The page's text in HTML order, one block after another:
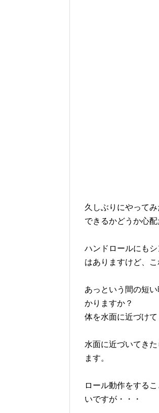
久しぶりにやってみ
できるかどうか心
ハンドロールにも
はありますけど、こ
あっという間の短
かりますか？
体を水面に近づけて
水面に近づいてき
ます。
ロール動作をする
いですが・・・